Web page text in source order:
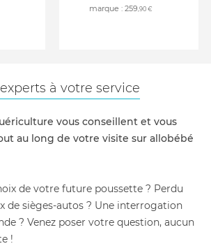
marque : 259,90 €
à votre service
vous conseillent et vous
au long de votre visite sur allobébé
de votre future poussette ? Perdu
de sièges-autos ? Une interrogation
? Venez poser votre question, aucun
!